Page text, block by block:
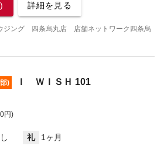
詳細を見る
ジング 四条烏丸店 店舗ネットワーク四条烏
) Ｉ ＷＩＳＨ 101
円)
礼
1ヶ月